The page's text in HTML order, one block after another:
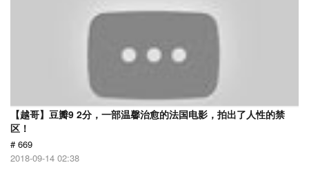
【越哥】豆瓣9 2分，一部温馨治愈的法国电影，拍出了人性的禁
区！
# 669
2018-09-14 02:38